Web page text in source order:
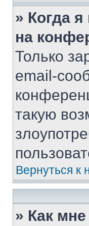
» Когда
на
Только
email-
такую
Вернуться к
» Как